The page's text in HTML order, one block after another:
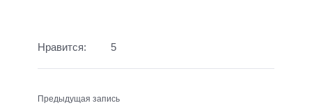
Нравится: 5
Предыдущая запись